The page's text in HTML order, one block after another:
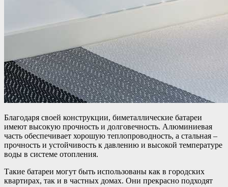
Благодаря своей конструкции, биметаллические батареи
имеют высокую прочность и долговечность. Алюминиевая
часть обеспечивает хорошую теплопроводность, а стальная –
прочность и устойчивость к давлению и высокой температуре
воды в системе отопления.
Такие батареи могут быть использованы как в городских
квартирах, так и в частных домах. Они прекрасно подходят